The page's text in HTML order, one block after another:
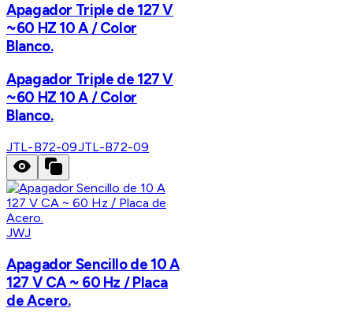
Apagador Triple de 127 V
~60 HZ 10 A / Color
Blanco.
Apagador Triple de 127 V
~60 HZ 10 A / Color
Blanco.
JTL-B72-09JTL-B72-09
JWJ
Apagador Sencillo de 10 A
127 V CA ~ 60 Hz / Placa
de Acero.